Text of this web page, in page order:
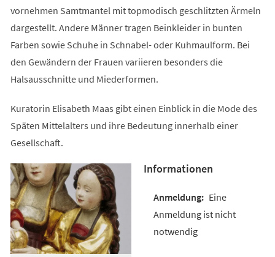
vornehmen Samtmantel mit topmodisch geschlitzten Ärmeln
dargestellt. Andere Männer tragen Beinkleider in bunten
Farben sowie Schuhe in Schnabel- oder Kuhmaulform. Bei
den Gewändern der Frauen variieren besonders die
Halsausschnitte und Miederformen.
Kuratorin Elisabeth Maas gibt einen Einblick in die Mode des
Späten Mittelalters und ihre Bedeutung innerhalb einer
Gesellschaft.
Informationen
Eine
Anmeldung ist nicht
notwendig